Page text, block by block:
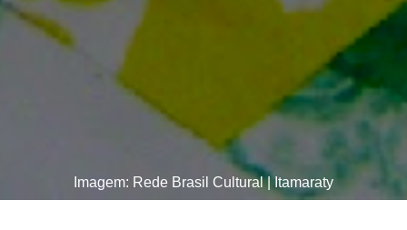
Imagem: Rede Brasil Cultural | Itamaraty